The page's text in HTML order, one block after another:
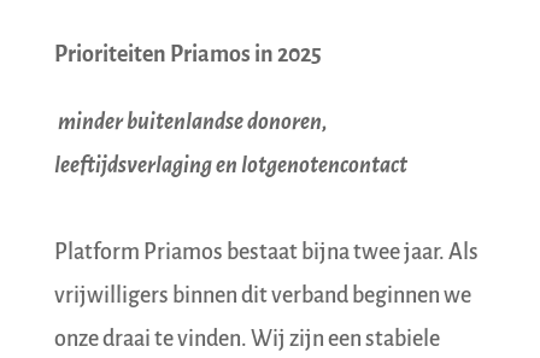
Prioriteiten Priamos in 2025
minder buitenlandse donoren,
leeftijdsverlaging en lotgenotencontact
Platform Priamos bestaat bijna twee jaar. Als
vrijwilligers binnen dit verband beginnen we
onze draai te vinden. Wij zijn een stabiele